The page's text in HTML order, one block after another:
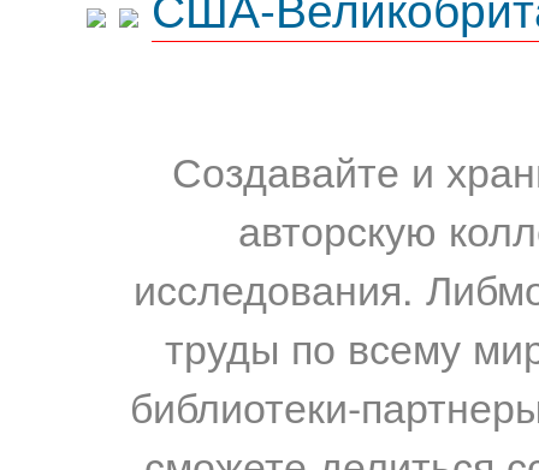
Создавайте и
авторскую
исследования.
труды по всему
библиотеки-